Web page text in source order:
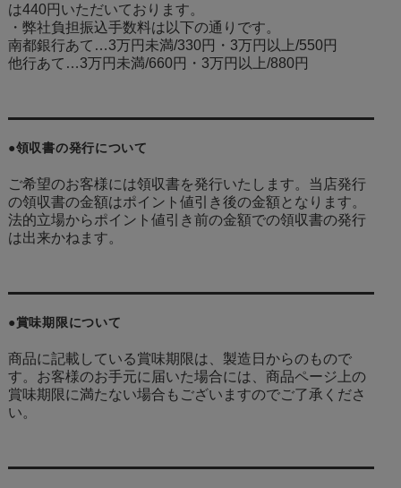
は440円いただいております。
・弊社負担振込手数料は以下の通りです。
南都銀行あて…3万円未満/330円・3万円以上/550円
他行あて…3万円未満/660円・3万円以上/880円
●領収書の発行について
ご希望のお客様には領収書を発行いたします。当店発行
の領収書の金額はポイント値引き後の金額となります。
法的立場からポイント値引き前の金額での領収書の発行
は出来かねます。
●賞味期限について
商品に記載している賞味期限は、製造日からのもので
す。お客様のお手元に届いた場合には、商品ページ上の
賞味期限に満たない場合もございますのでご了承くださ
い。